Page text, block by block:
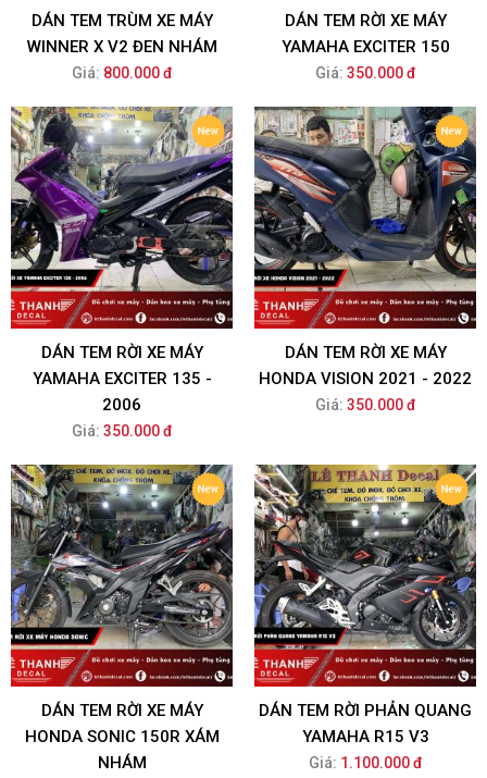
DÁN TEM TRÙM XE MÁY
WINNER X V2 ĐEN NHÁM
Giá: 800.000 đ
DÁN TEM RỜI XE MÁY
YAMAHA EXCITER 150
Giá: 350.000 đ
DÁN TEM RỜI XE MÁY
YAMAHA EXCITER 135 -
2006
Giá: 350.000 đ
DÁN TEM RỜI XE MÁY
HONDA VISION 2021 - 2022
Giá: 350.000 đ
DÁN TEM RỜI XE MÁY
HONDA SONIC 150R XÁM
NHÁM
DÁN TEM RỜI PHẢN QUANG
YAMAHA R15 V3
Giá: 1.100.000 đ